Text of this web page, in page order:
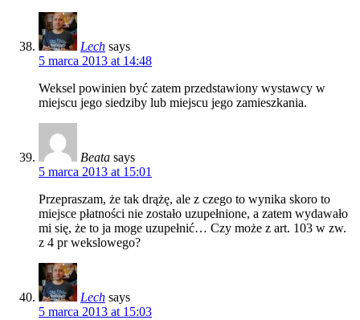
Lech says
5 marca 2013 at 14:48
Weksel powinien być zatem przedstawiony wystawcy w
miejscu jego siedziby lub miejscu jego zamieszkania.
Beata says
5 marca 2013 at 15:01
Przepraszam, że tak drążę, ale z czego to wynika skoro to
miejsce płatności nie zostało uzupełnione, a zatem wydawało
mi się, że to ja moge uzupełnić… Czy może z art. 103 w zw.
z 4 pr wekslowego?
Lech says
5 marca 2013 at 15:03